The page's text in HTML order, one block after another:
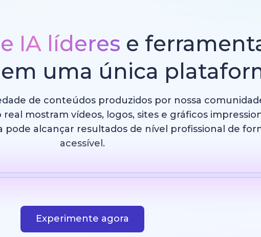
IA líderes e
uma única
de conteúdos produzidos por nossa
mostram vídeos, logos, sites e gráficos
alcançar resultados de nível profissional de
acessível.
Experimente agora